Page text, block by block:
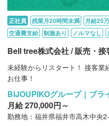
正社員 残業月20時間未満 月給25
交通費支給
制服あり ノルマなし
Bell tree株式会社 / 販売・
未経験からリスタート！ 接客業
お仕事！
BIJOUPIKOグループ｜ブラ
月給 270,000円～
勤務地：福井県福井市高木中央